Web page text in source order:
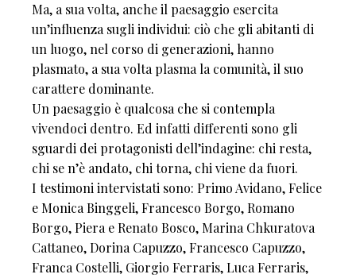
Ma, a sua volta, anche il paesaggio esercita
un’influenza sugli individui: ciò che gli abitanti di
un luogo, nel corso di generazioni, hanno
plasmato, a sua volta plasma la comunità, il suo
carattere dominante.
Un paesaggio è qualcosa che si contempla
vivendoci dentro. Ed infatti differenti sono gli
sguardi dei protagonisti dell’indagine: chi resta,
chi se n’è andato, chi torna, chi viene da fuori.
I testimoni intervistati sono: Primo Avidano, Felice
e Monica Binggeli, Francesco Borgo, Romano
Borgo, Piera e Renato Bosco, Marina Chkuratova
Cattaneo, Dorina Capuzzo, Francesco Capuzzo,
Franca Costelli, Giorgio Ferraris, Luca Ferraris,